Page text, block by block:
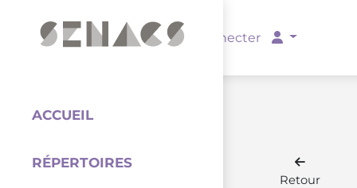
Se connecter
ACCUEIL
RÉPERTOIRES
Retour